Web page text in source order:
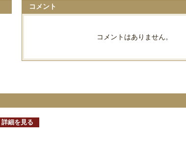
コメント
コメントはありません。
詳細を見る